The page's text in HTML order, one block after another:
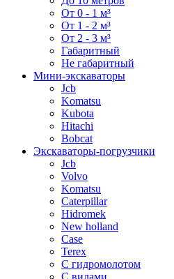
От 0 - 1 м³
От 1 - 2 м³
От 2 - 3 м³
Габаритный
Не габаритный
Мини-экскаваторы
Jcb
Komatsu
Kubota
Hitachi
Bobcat
Экскаваторы-погрузчики
Jcb
Volvo
Komatsu
Caterpillar
Hidromek
New holland
Case
Terex
С гидромолотом
С вилами